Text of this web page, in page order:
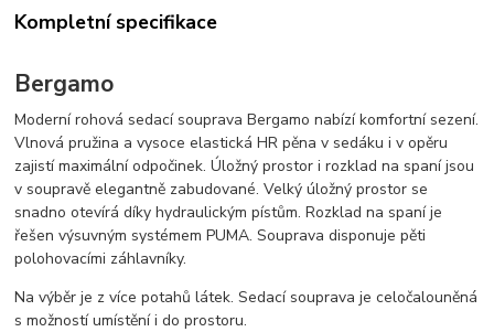
Kompletní specifikace
Bergamo
Moderní rohová sedací souprava Bergamo nabízí komfortní sezení.
Vlnová pružina a vysoce elastická HR pěna v sedáku i v opěru
zajistí maximální odpočinek. Úložný prostor i rozklad na spaní jsou
v soupravě elegantně zabudované. Velký úložný prostor se
snadno otevírá díky hydraulickým pístům. Rozklad na spaní je
řešen výsuvným systémem PUMA. Souprava disponuje pěti
polohovacími záhlavníky.
Na výběr je z více potahů látek. Sedací souprava je celočalouněná
s možností umístění i do prostoru.